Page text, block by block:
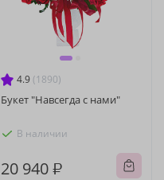
4.9 (1890)
Букет "Навсегда с нами"
В наличии
20 940 ₽